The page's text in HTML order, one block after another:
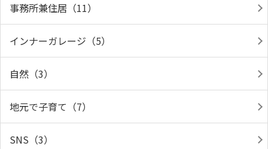
事務所兼住居（11）
インナーガレージ（5）
自然（3）
地元で子育て（7）
SNS（3）